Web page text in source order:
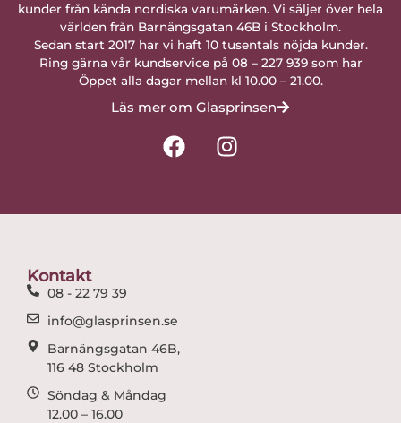
kunder från kända nordiska varumärken. Vi säljer över hela
världen från Barnängsgatan 46B i Stockholm.
Sedan start 2017 har vi haft 10 tusentals nöjda kunder.
Ring gärna vår kundservice på 08 – 227 939 som har
Öppet alla dagar mellan kl 10.00 – 21.00.
Läs mer om Glasprinsen
F
a
I
n
Kontakt
08 - 22 79 39
info@glasprinsen.se
Barnängsgatan 46B,
116 48 Stockholm
Söndag & Måndag
12.00 – 16.00